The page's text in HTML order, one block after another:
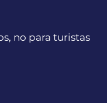
no para turistas